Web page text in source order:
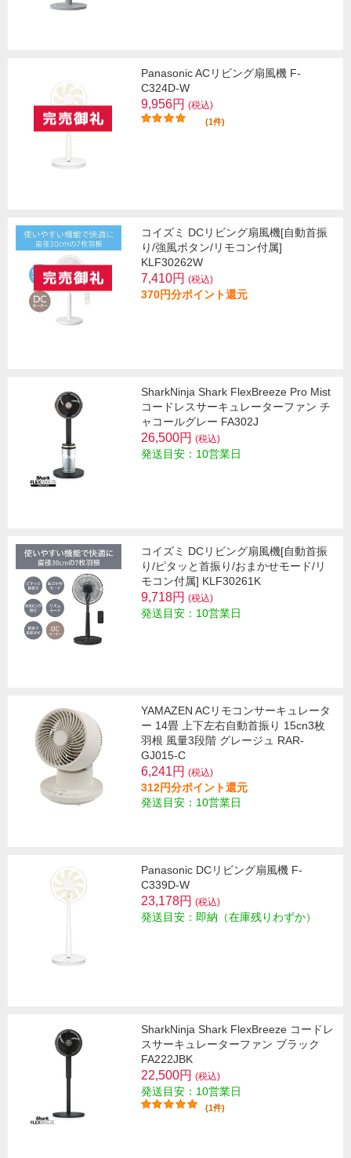
Panasonic ACリビング扇風機 F-
C324D-W
9,956円 (税込)
(1件)
コイズミ DCリビング扇風機[自動首振
り/強風ボタン/リモコン付属]
KLF30262W
7,410円 (税込)
370円分ポイント還元
SharkNinja Shark FlexBreeze Pro Mist
コードレスサーキュレーターファン チ
ャコールグレー FA302J
26,500円 (税込)
発送目安：10営業日
コイズミ DCリビング扇風機[自動首振
り/ピタッと首振り/おまかせモード/リ
モコン付属] KLF30261K
9,718円 (税込)
発送目安：10営業日
YAMAZEN ACリモコンサーキュレータ
ー 14畳 上下左右自動首振り 15cn3枚
羽根 風量3段階 グレージュ RAR-
GJ015-C
6,241円 (税込)
312円分ポイント還元
発送目安：10営業日
Panasonic DCリビング扇風機 F-
C339D-W
23,178円 (税込)
発送目安：即納（在庫残りわずか）
SharkNinja Shark FlexBreeze コードレ
スサーキュレーターファン ブラック
FA222JBK
22,500円 (税込)
発送目安：10営業日
(1件)